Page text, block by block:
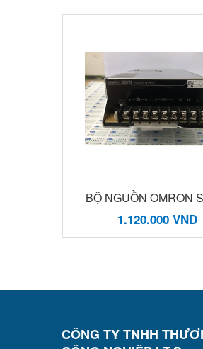
BỘ NGUỒN OMRON
C35024J, 14.6A, 24V,
1.120.000 VND
CÔNG TY TNHH